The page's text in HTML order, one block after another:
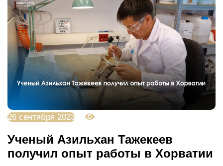
26 сентября 2023
Ученый Азильхан Тажекеев
получил опыт работы в Хорватии